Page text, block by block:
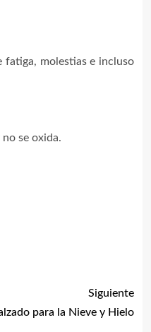
fatiga, molestias e incluso
se oxida.
Siguiente
para la Nieve y Hielo